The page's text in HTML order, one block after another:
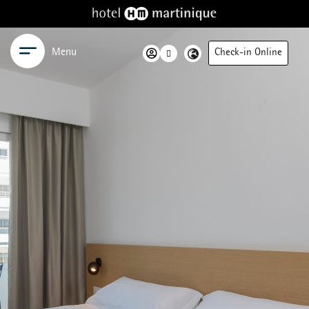
Menu Check-in Online